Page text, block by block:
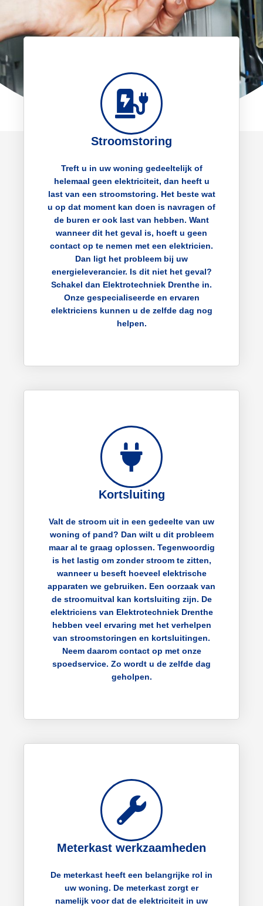
Stroomstoring
Treft u in uw woning gedeeltelijk of
helemaal geen elektriciteit, dan heeft u
last van een stroomstoring. Het beste wat
u op dat moment kan doen is navragen of
de buren er ook last van hebben. Want
wanneer dit het geval is, hoeft u geen
contact op te nemen met een elektricien.
Dan ligt het probleem bij uw
energieleverancier. Is dit niet het geval?
Schakel dan Elektrotechniek Drenthe in.
Onze gespecialiseerde en ervaren
elektriciens kunnen u de zelfde dag nog
helpen.
Kortsluiting
Valt de stroom uit in een gedeelte van uw
woning of pand? Dan wilt u dit probleem
maar al te graag oplossen. Tegenwoordig
is het lastig om zonder stroom te zitten,
wanneer u beseft hoeveel elektrische
apparaten we gebruiken. Een oorzaak van
de stroomuitval kan kortsluiting zijn. De
elektriciens van Elektrotechniek Drenthe
hebben veel ervaring met het verhelpen
van stroomstoringen en kortsluitingen.
Neem daarom contact op met onze
spoedservice. Zo wordt u de zelfde dag
geholpen.
Meterkast werkzaamheden
De meterkast heeft een belangrijke rol in
uw woning. De meterkast zorgt er
namelijk voor dat de elektriciteit in uw